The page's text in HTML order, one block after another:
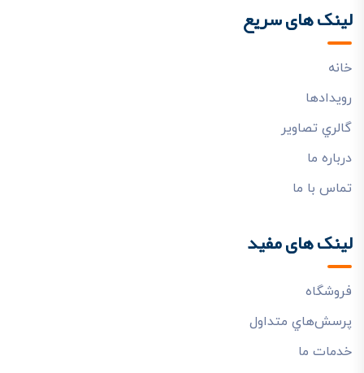
لینک های سریع
خانه
رويدادها
گالري تصاوير
درباره ما
تماس با ما
لینک های مفید
فروشگاه
پرسش‌هاي متداول
خدمات ما